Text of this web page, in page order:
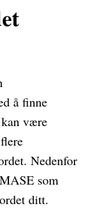
å finne
være
Nedenfor
som
ditt.